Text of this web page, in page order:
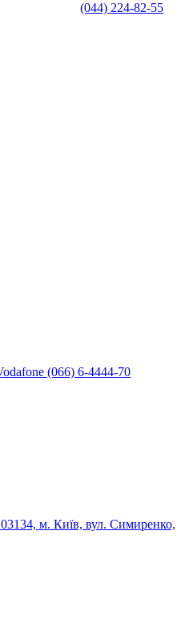
(044) 224-82-55
(066) 6-4444-70
03134, м. Київ, вул. Симиренко,